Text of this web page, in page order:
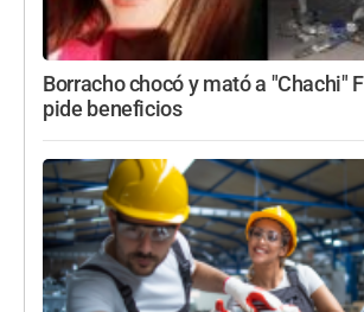
Borracho chocó y mató a "Chachi"
pide beneficios